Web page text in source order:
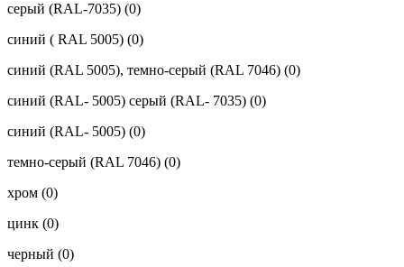
серый (RAL-7035) (0)
синий ( RAL 5005) (0)
синий (RAL 5005), темно-серый (RAL 7046) (0)
синий (RAL- 5005) серый (RAL- 7035) (0)
синий (RAL- 5005) (0)
темно-серый (RAL 7046) (0)
хром (0)
цинк (0)
черный (0)